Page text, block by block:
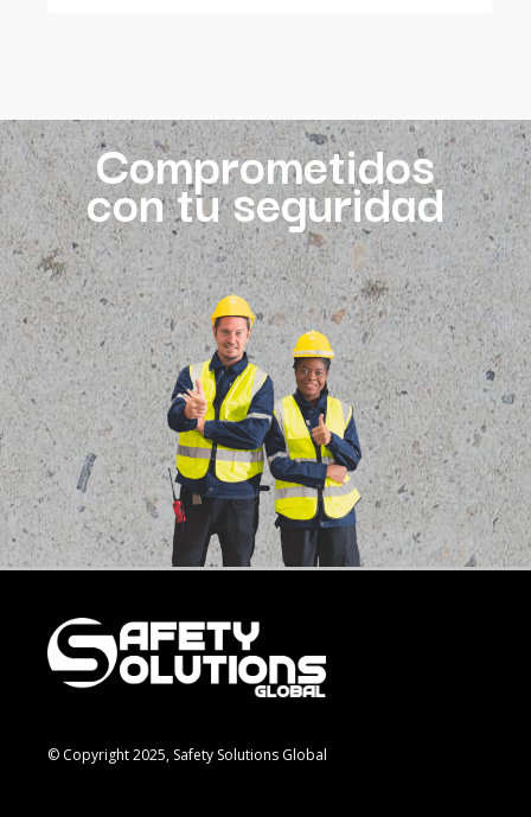
Comprometidos
con tu seguridad
© Copyright 2025, Safety Solutions Global